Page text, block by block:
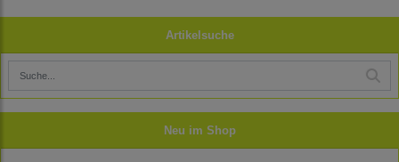
Artikelsuche
Neu im Shop